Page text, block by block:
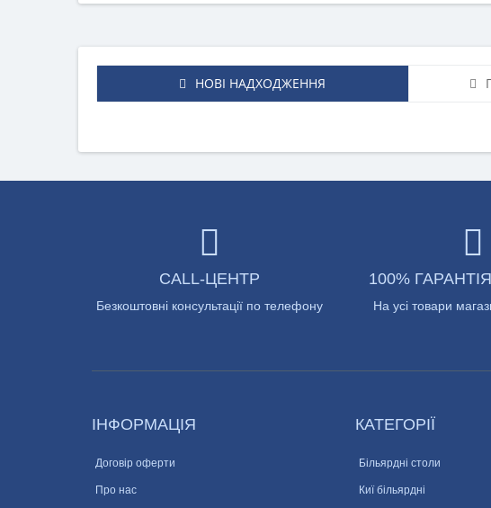
НОВІ НАДХОДЖЕННЯ
CALL-ЦЕНТР
Безкоштовні консультації по телефону
100%
На усі товари
ІНФОРМАЦІЯ
Договір оферти
Про нас
КАТЕГОРІЇ
Більярдні столи
Киї більярдні